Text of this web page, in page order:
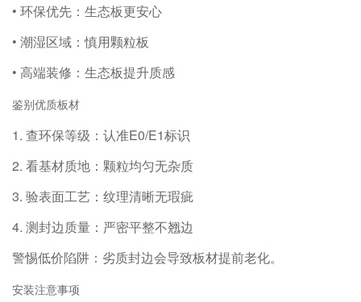
• 环保优先：生态板更安心
• 潮湿区域：慎用颗粒板
• 高端装修：生态板提升质感
鉴别优质板材
1. 查环保等级：认准E0/E1标识
2. 看基材质地：颗粒均匀无杂质
3. 验表面工艺：纹理清晰无瑕疵
4. 测封边质量：严密平整不翘边
警惕低价陷阱：劣质封边会导致板材提前老化。
安装注意事项